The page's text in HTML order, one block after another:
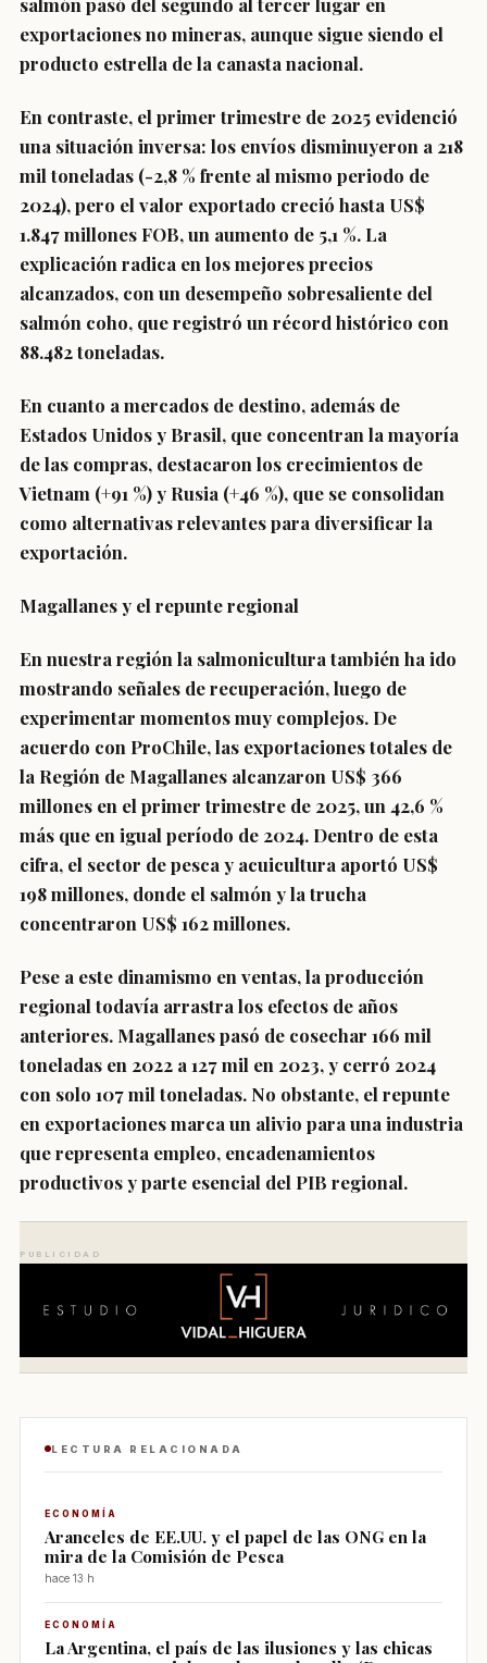
exportaciones no mineras, aunque sigue siendo el
producto estrella de la canasta nacional.
En contraste, el primer trimestre de 2025 evidenció
una situación inversa: los envíos disminuyeron a 218
mil toneladas (-2,8 % frente al mismo periodo de
2024), pero el valor exportado creció hasta US$
1.847 millones FOB, un aumento de 5,1 %. La
explicación radica en los mejores precios
alcanzados, con un desempeño sobresaliente del
salmón coho, que registró un récord histórico con
88.482 toneladas.
En cuanto a mercados de destino, además de
Estados Unidos y Brasil, que concentran la mayoría
de las compras, destacaron los crecimientos de
Vietnam (+91 %) y Rusia (+46 %), que se consolidan
como alternativas relevantes para diversificar la
exportación.
Magallanes y el repunte regional
En nuestra región la salmonicultura también ha ido
mostrando señales de recuperación, luego de
experimentar momentos muy complejos. De
acuerdo con ProChile, las exportaciones totales de
la Región de Magallanes alcanzaron US$ 366
millones en el primer trimestre de 2025, un 42,6 %
más que en igual período de 2024. Dentro de esta
cifra, el sector de pesca y acuicultura aportó US$
198 millones, donde el salmón y la trucha
concentraron US$ 162 millones.
Pese a este dinamismo en ventas, la producción
regional todavía arrastra los efectos de años
anteriores. Magallanes pasó de cosechar 166 mil
toneladas en 2022 a 127 mil en 2023, y cerró 2024
con solo 107 mil toneladas. No obstante, el repunte
en exportaciones marca un alivio para una industria
que representa empleo, encadenamientos
productivos y parte esencial del PIB regional.
PUBLICIDAD
LECTURA RELACIONADA
ECONOMÍA
Aranceles de EE.UU. y el papel de las ONG en la
mira de la Comisión de Pesca
hace 13 h
ECONOMÍA
La Argentina, el país de las ilusiones y las chicas